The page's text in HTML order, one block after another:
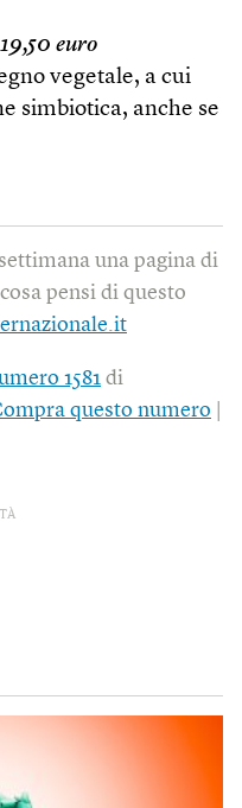
euro
vegetale, a cui
simbiotica, anche se
una pagina di
pensi di questo
1581 di
questo numero